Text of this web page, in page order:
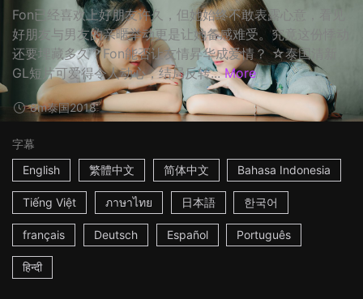
Fon已经喜欢上好朋友许久，但她始终不敢表露心意，看见
好朋友与男友的亲暱举动更是让她备感难受。究竟这份悸动
还要埋藏多久？Fon能否让友情昇华成爱情？ ☆泰国清新
GL短片可爱得令人动心，结局反转... More
8m泰国2018
字幕
English
繁體中文 简体中文 Bahasa Indonesia
Tiếng Việt ภาษาไทย 日本語 한국어
français Deutsch Español Português
हिन्दी